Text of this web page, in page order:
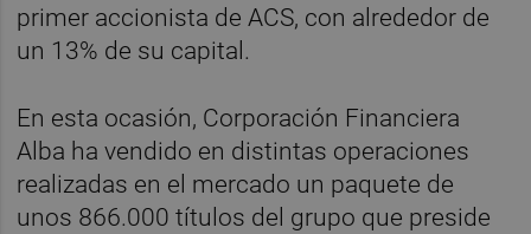
primer accionista de ACS, con alrededor de
un 13% de su capital.
En esta ocasión, Corporación Financiera
Alba ha vendido en distintas operaciones
realizadas en el mercado un paquete de
unos 866.000 títulos del grupo que preside